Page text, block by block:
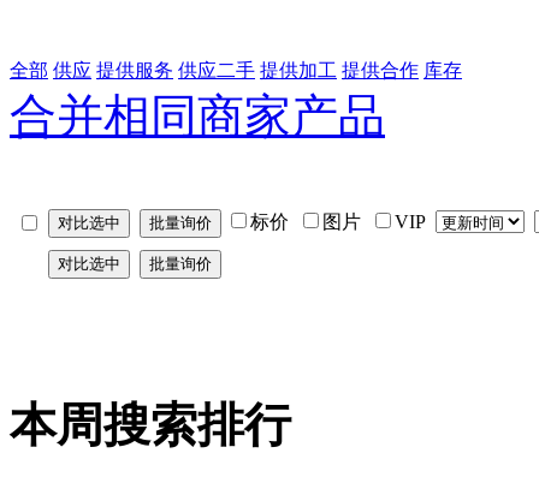
全部 供应 提供服务 供应二手 提供加工 提供合作 库存
合并相同商家产品
标价 图片 VIP
本周搜索排行